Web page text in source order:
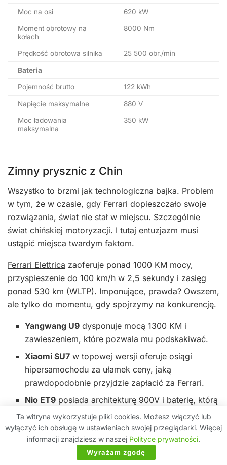
Moc na osi 620 kW
Moment obrotowy na
kołach
8000 Nm
Prędkość obrotowa silnika 25 500 obr./min
Bateria
Pojemność brutto 122 kWh
Napięcie maksymalne 880 V
Moc ładowania
maksymalna
350 kW
Zimny prysznic z Chin
Wszystko to brzmi jak technologiczna bajka. Problem
w tym, że w czasie, gdy Ferrari dopieszczało swoje
rozwiązania, świat nie stał w miejscu. Szczególnie
świat chińskiej motoryzacji. I tutaj entuzjazm musi
ustąpić miejsca twardym faktom.
Ferrari Elettrica zaoferuje ponad 1000 KM mocy,
przyspieszenie do 100 km/h w 2,5 sekundy i zasięg
ponad 530 km (WLTP). Imponujące, prawda? Owszem,
ale tylko do momentu, gdy spojrzymy na konkurencję.
Yangwang U9 dysponuje mocą 1300 KM i
zawieszeniem, które pozwala mu podskakiwać.
Xiaomi SU7 w topowej wersji oferuje osiągi
hipersamochodu za ułamek ceny, jaką
prawdopodobnie przyjdzie zapłacić za Ferrari.
Nio ET9 posiada architekturę 900V i baterię, którą
można wymienić na stacji w 3 minuty.
BYDjuż dziś oferuje pojazdy z technologią, o
której europejscy producenci dopiero zaczynają
Ta witryna wykorzystuje pliki cookies. Możesz włączyć lub
wyłączyć ich obsługę w ustawieniach swojej przeglądarki. Więcej
informacji znajdziesz w naszej Polityce prywatności.
Wyrażam zgodę